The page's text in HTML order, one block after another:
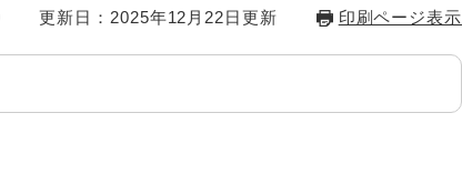
更新日：2025年12月22日更新 印刷ページ表示